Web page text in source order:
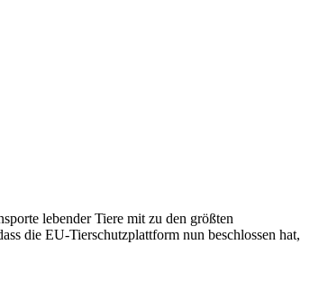
lebender Tiere mit zu den größten
die EU-Tierschutzplattform nun beschlossen hat,